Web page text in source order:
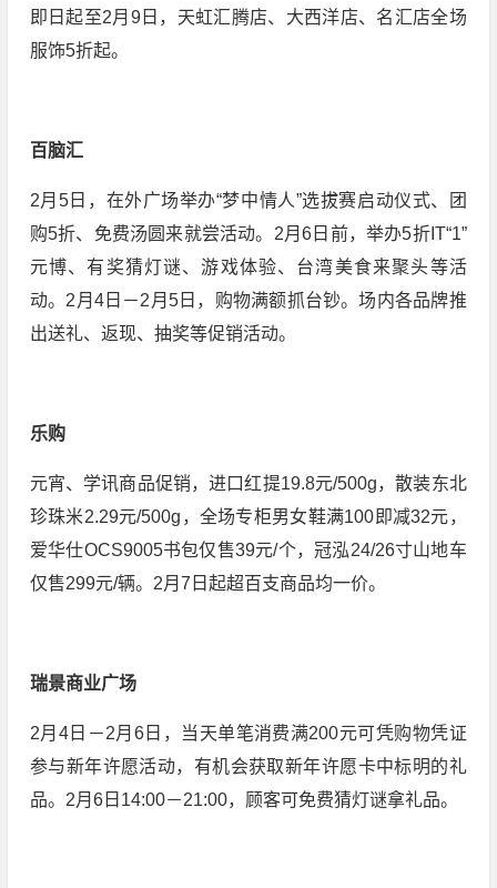
即日起至2月9日，天虹汇腾店、大西洋店、名汇店全场
服饰5折起。
百脑汇
2月5日，在外广场举办“梦中情人”选拔赛启动仪式、团
购5折、免费汤圆来就尝活动。2月6日前，举办5折IT“1”
元博、有奖猜灯谜、游戏体验、台湾美食来聚头等活
动。2月4日－2月5日，购物满额抓台钞。场内各品牌推
出送礼、返现、抽奖等促销活动。
乐购
元宵、学讯商品促销，进口红提19.8元/500g，散装东北
珍珠米2.29元/500g，全场专柜男女鞋满100即减32元，
爱华仕OCS9005书包仅售39元/个，冠泓24/26寸山地车
仅售299元/辆。2月7日起超百支商品均一价。
瑞景商业广场
2月4日－2月6日，当天单笔消费满200元可凭购物凭证
参与新年许愿活动，有机会获取新年许愿卡中标明的礼
品。2月6日14:00－21:00，顾客可免费猜灯谜拿礼品。